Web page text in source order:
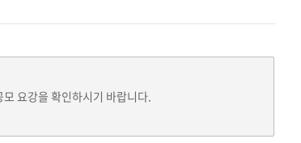
요강을 확인하시기 바랍니다.